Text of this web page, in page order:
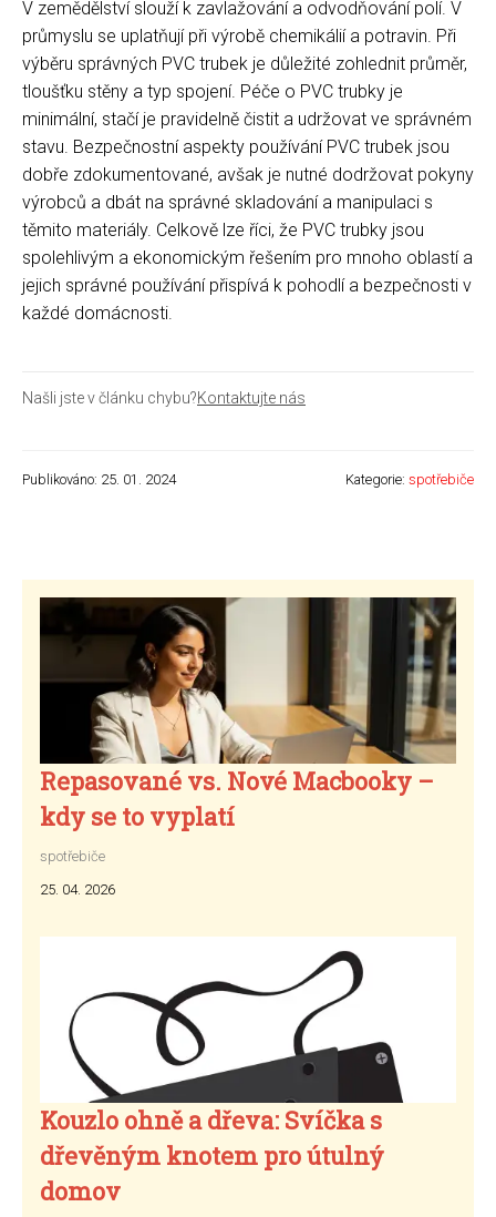
V zemědělství slouží k zavlažování a odvodňování polí. V
průmyslu se uplatňují při výrobě chemikálií a potravin. Při
výběru správných PVC trubek je důležité zohlednit průměr,
tloušťku stěny a typ spojení. Péče o PVC trubky je
minimální, stačí je pravidelně čistit a udržovat ve správném
stavu. Bezpečnostní aspekty používání PVC trubek jsou
dobře zdokumentované, avšak je nutné dodržovat pokyny
výrobců a dbát na správné skladování a manipulaci s
těmito materiály. Celkově lze říci, že PVC trubky jsou
spolehlivým a ekonomickým řešením pro mnoho oblastí a
jejich správné používání přispívá k pohodlí a bezpečnosti v
každé domácnosti.
Našli jste v článku chybu?Kontaktujte nás
Publikováno: 25. 01. 2024 Kategorie: spotřebiče
Repasované vs. Nové Macbooky –
kdy se to vyplatí
spotřebiče
25. 04. 2026
Kouzlo ohně a dřeva: Svíčka s
dřevěným knotem pro útulný
domov